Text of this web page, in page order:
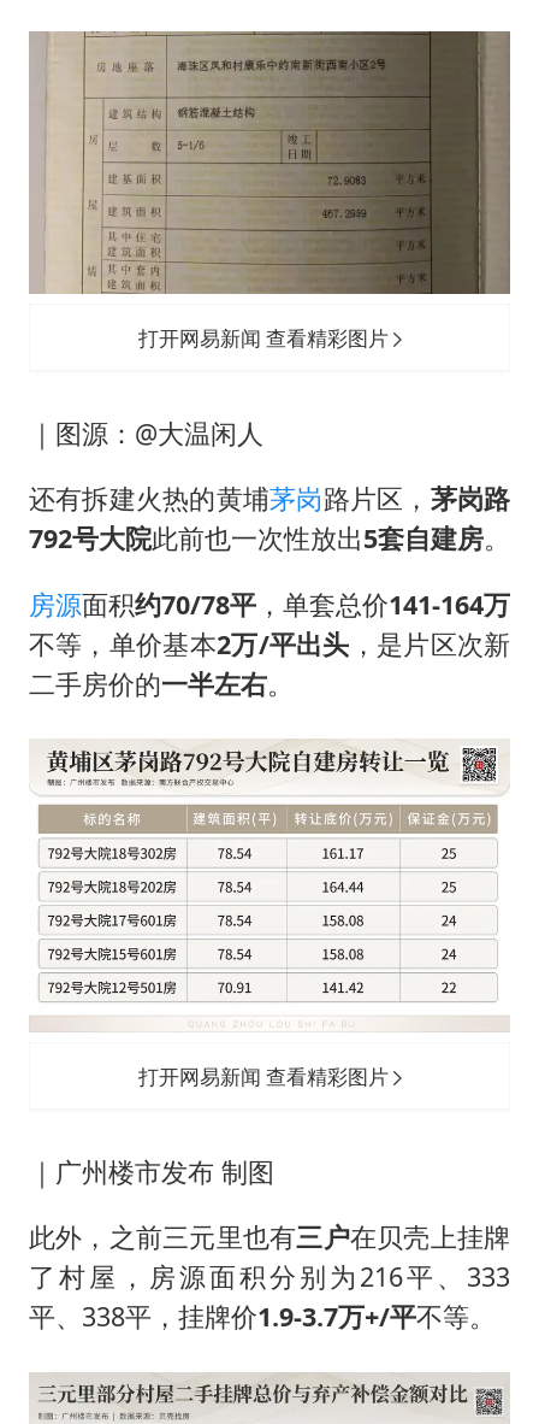
打开网易新闻 查看精彩图片
｜图源：@大温闲人
还有拆建火热的黄埔茅岗路片区， 茅岗路
792号大院此前也一次性放出5套自建房。
房源面积约70/78平 ，单套总价141-164万
不等，单价基本2万/平出头 ，是片区次新
二手房价的一半左右。
打开网易新闻 查看精彩图片
｜广州楼市发布 制图
此外，之前三元里也有三户在贝壳上挂牌
了村屋，房源面积分别为216平、333
平、338平，挂牌价1.9-3.7万+/平不等。